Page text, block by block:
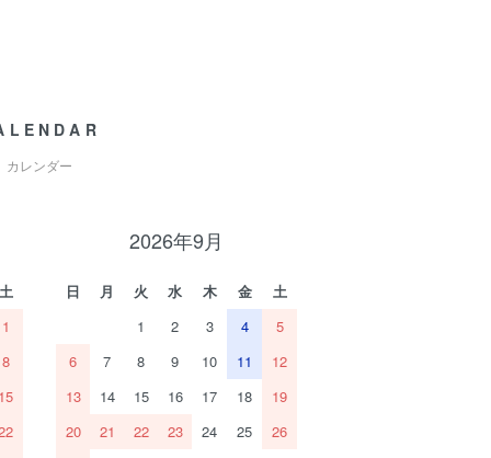
カレンダー
土
1
8
15
2026年9月
日 月 火 水 木 金
土
1
2 3 4
5
6
7 8 9 10 11
12
13
14 15 16 17 18
19
20
21 22 23 24 25
26